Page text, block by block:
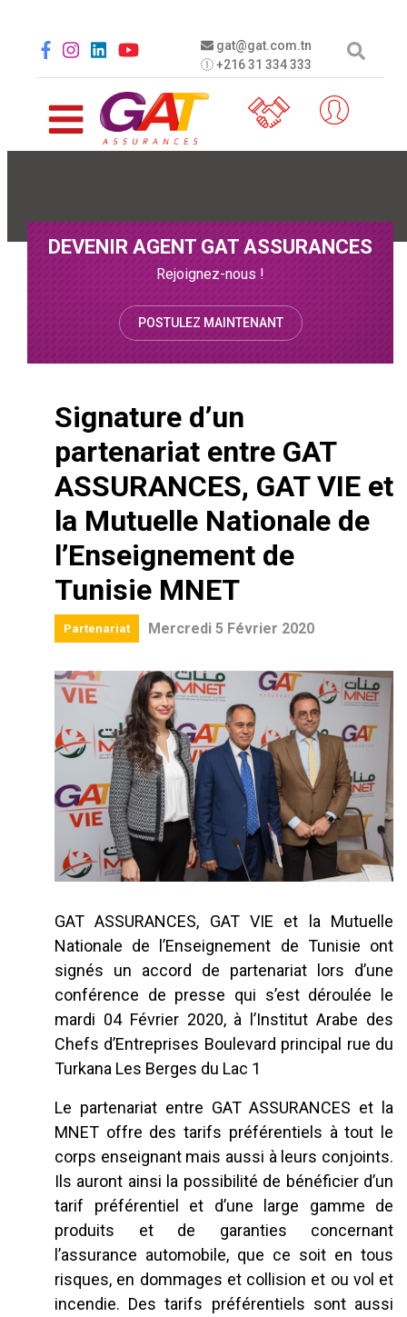
gat@gat.com.tn
+216 31 334 333
Social menu
DEVENIR AGENT GAT ASSURANCES
Rejoignez-nous !
POSTULEZ MAINTENANT
Signature d’un
partenariat entre GAT
ASSURANCES, GAT VIE et
la Mutuelle Nationale de
l’Enseignement de
Tunisie MNET
Partenariat Mercredi 5 Février 2020
GAT ASSURANCES, GAT VIE et la Mutuelle
Nationale de l’Enseignement de Tunisie ont
signés un accord de partenariat lors d’une
conférence de presse qui s’est déroulée le
mardi 04 Février 2020, à l’Institut Arabe des
Chefs d’Entreprises Boulevard principal rue du
Turkana Les Berges du Lac 1
Le partenariat entre GAT ASSURANCES et la
MNET offre des tarifs préférentiels à tout le
corps enseignant mais aussi à leurs conjoints.
Ils auront ainsi la possibilité de bénéficier d’un
tarif préférentiel et d’une large gamme de
produits et de garanties concernant
l’assurance automobile, que ce soit en tous
risques, en dommages et collision et ou vol et
incendie. Des tarifs préférentiels sont aussi